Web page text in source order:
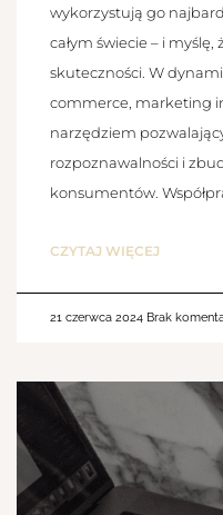
wykorzystują go
całym świecie – i
skuteczności. W
commerce, marketing
narzędziem
rozpoznawalności i
konsumentów.
CZYTAJ WIĘCEJ
21 czerwca 2024 Brak